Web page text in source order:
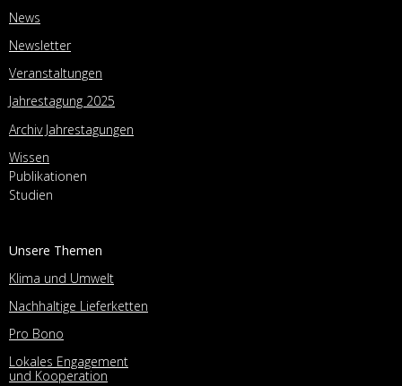
News
Newsletter
Veranstaltungen
Jahrestagung 2025
Archiv Jahrestagungen
Wissen
Publikationen
Studien
Unsere Themen
Klima und Umwelt
Nachhaltige Lieferketten
Pro Bono
Lokales Engagement
und Kooperation